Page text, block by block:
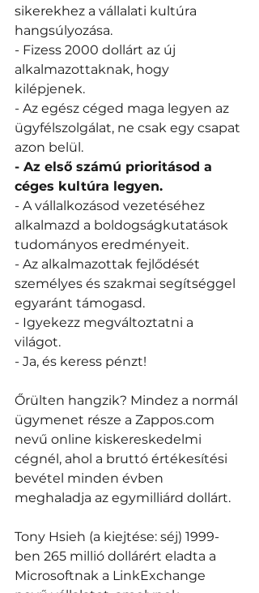
sikerekhez a vállalati kultúra
hangsúlyozása.
- Fizess 2000 dollárt az új
alkalmazottaknak, hogy
kilépjenek.
- Az egész céged maga legyen az
ügyfélszolgálat, ne csak egy csapat
azon belül.
- Az első számú prioritásod a
céges kultúra legyen.
- A vállalkozásod vezetéséhez
alkalmazd a boldogságkutatások
tudományos eredményeit.
- Az alkalmazottak fejlődését
személyes és szakmai segítséggel
egyaránt támogasd.
- Igyekezz megváltoztatni a
világot.
- Ja, és keress pénzt!
Őrülten hangzik? Mindez a normál
ügymenet része a Zappos.com
nevű online kiskereskedelmi
cégnél, ahol a bruttó értékesítési
bevétel minden évben
meghaladja az egymilliárd dollárt.
Tony Hsieh (a kiejtése: séj) 1999-
ben 265 millió dollárért eladta a
Microsoftnak a LinkExchange